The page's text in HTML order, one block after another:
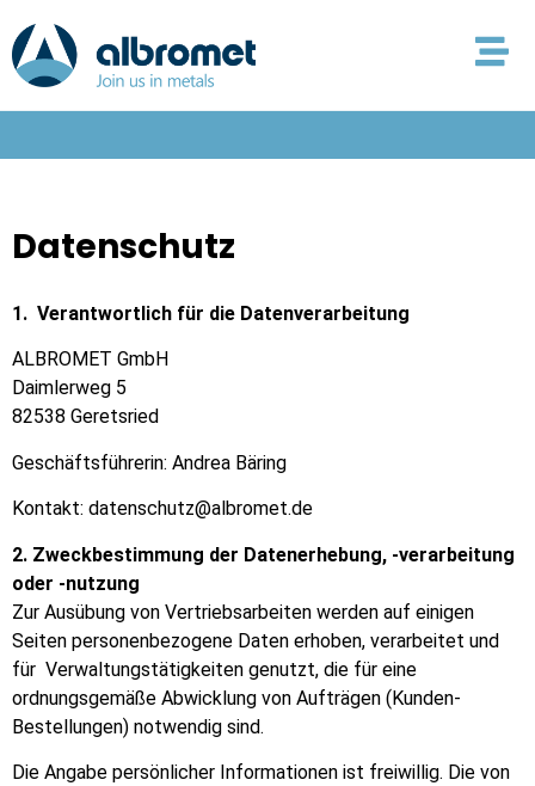
springen
Datenschutz
1. Verantwortlich für die Datenverarbeitung
ALBROMET GmbH
Daimlerweg 5
82538 Geretsried
Geschäftsführerin: Andrea Bäring
Kontakt: datenschutz@albromet.de
2. Zweckbestimmung der Datenerhebung, -verarbeitung
oder -nutzung
Zur Ausübung von Vertriebsarbeiten werden auf einigen
Seiten personenbezogene Daten erhoben, verarbeitet und
für Verwaltungstätigkeiten genutzt, die für eine
ordnungsgemäße Abwicklung von Aufträgen (Kunden-
Bestellungen) notwendig sind.
Die Angabe persönlicher Informationen ist freiwillig. Die von